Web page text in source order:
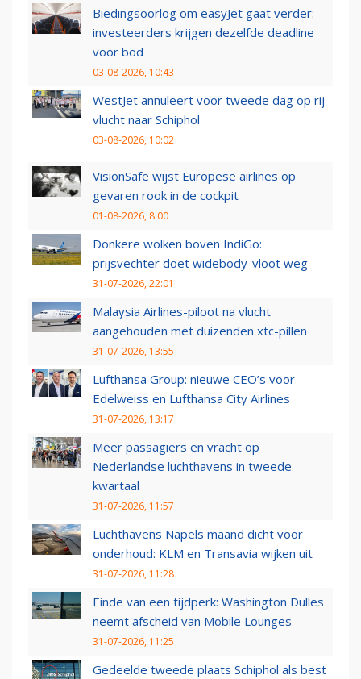
Biedingsoorlog om easyJet gaat verder:
investeerders krijgen dezelfde deadline
voor bod
03-08-2026, 10:43
WestJet annuleert voor tweede dag op rij
vlucht naar Schiphol
03-08-2026, 10:02
VisionSafe wijst Europese airlines op
gevaren rook in de cockpit
01-08-2026, 8:00
Donkere wolken boven IndiGo:
prijsvechter doet widebody-vloot weg
31-07-2026, 22:01
Malaysia Airlines-piloot na vlucht
aangehouden met duizenden xtc-pillen
31-07-2026, 13:55
Lufthansa Group: nieuwe CEO’s voor
Edelweiss en Lufthansa City Airlines
31-07-2026, 13:17
Meer passagiers en vracht op
Nederlandse luchthavens in tweede
kwartaal
31-07-2026, 11:57
Luchthavens Napels maand dicht voor
onderhoud: KLM en Transavia wijken uit
31-07-2026, 11:28
Einde van een tijdperk: Washington Dulles
neemt afscheid van Mobile Lounges
31-07-2026, 11:25
Gedeelde tweede plaats Schiphol als best